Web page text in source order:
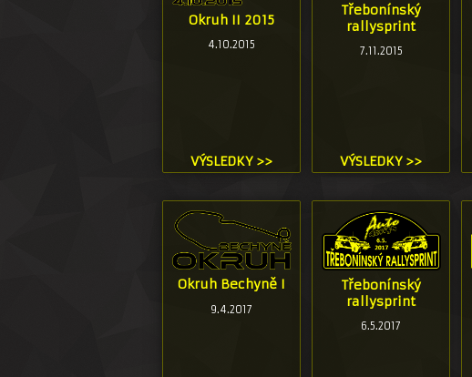
Okruh II 2015
4.10.2015
VÝSLEDKY >>
Třebonínský
rallysprint
7.11.2015
VÝSLEDKY >>
Okruh Bechyně I
9.4.2017
Třebonínský
rallysprint
6.5.2017